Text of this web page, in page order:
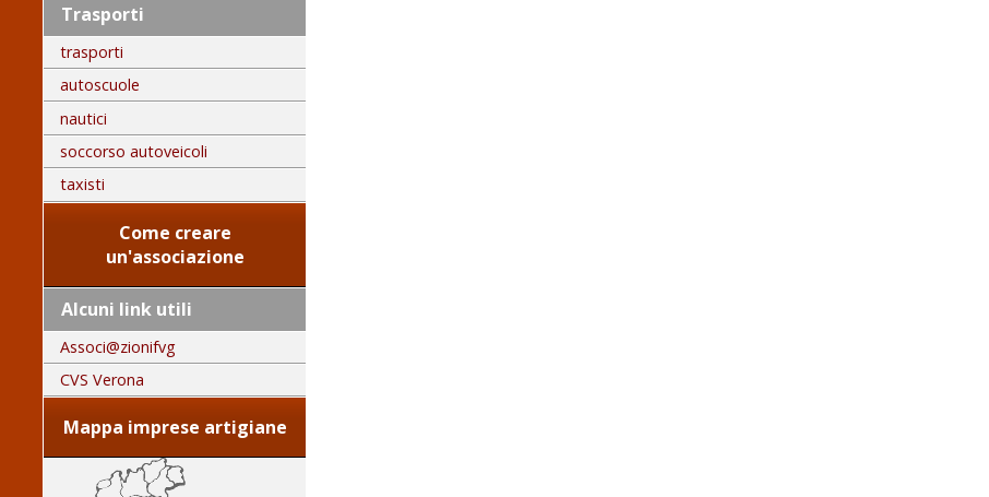
Trasporti
trasporti
autoscuole
nautici
soccorso autoveicoli
taxisti
Come creare
un'associazione
Alcuni link utili
Associ@zionifvg
CVS Verona
Mappa imprese artigiane